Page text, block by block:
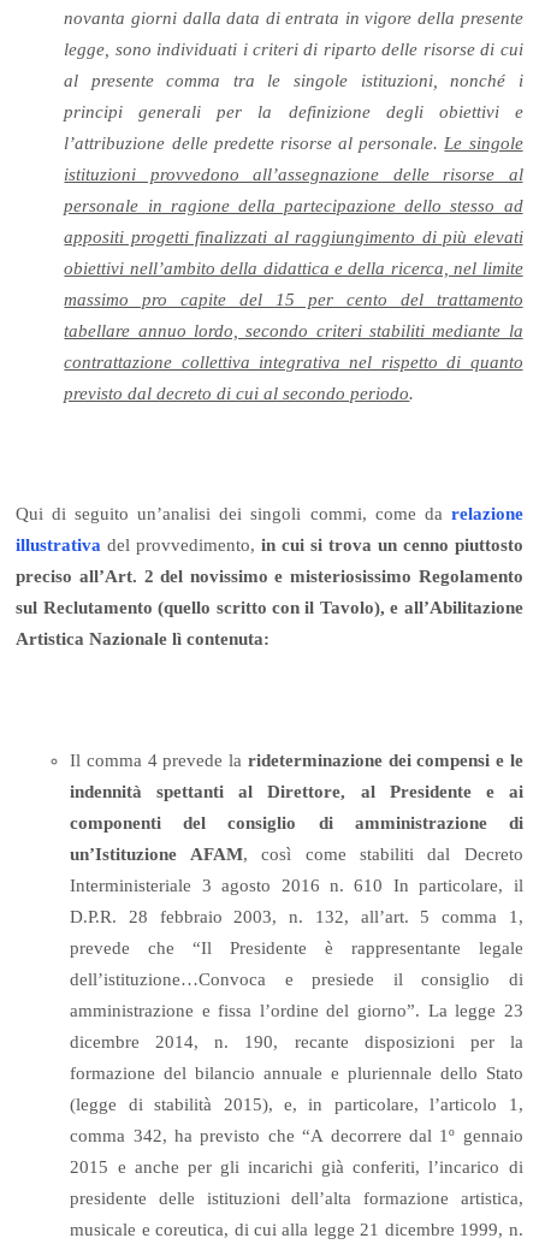
novanta giorni dalla data di entrata in vigore della presente
legge, sono individuati i criteri di riparto delle risorse di cui
al presente comma tra le singole istituzioni, nonché i
principi generali per la definizione degli obiettivi e
l’attribuzione delle predette risorse al personale. Le singole
istituzioni provvedono all’assegnazione delle risorse al
personale in ragione della partecipazione dello stesso ad
appositi progetti finalizzati al raggiungimento di più elevati
obiettivi nell’ambito della didattica e della ricerca, nel limite
massimo pro capite del 15 per cento del trattamento
tabellare annuo lordo, secondo criteri stabiliti mediante la
contrattazione collettiva integrativa nel rispetto di quanto
previsto dal decreto di cui al secondo periodo.
Qui di seguito un’analisi dei singoli commi, come da relazione
illustrativa del provvedimento,in cui si trova un cenno piuttosto
preciso all’Art. 2 del novissimo e misteriosissimo Regolamento
sul Reclutamento (quello scritto con il Tavolo), e all’Abilitazione
Artistica Nazionale lì contenuta:
Il comma 4 prevede la rideterminazione dei compensi e le
indennità spettanti al Direttore, al Presidente e ai
componenti del consiglio di amministrazione di
un’Istituzione AFAM, così come stabiliti dal Decreto
Interministeriale 3 agosto 2016 n. 610 In particolare, il
D.P.R. 28 febbraio 2003, n. 132, all’art. 5 comma 1,
prevede che “Il Presidente è rappresentante legale
dell’istituzione…Convoca e presiede il consiglio di
amministrazione e fissa l’ordine del giorno”. La legge 23
dicembre 2014, n. 190, recante disposizioni per la
formazione del bilancio annuale e pluriennale dello Stato
(legge di stabilità 2015), e, in particolare, l’articolo 1,
comma 342, ha previsto che “A decorrere dal 1º gennaio
2015 e anche per gli incarichi già conferiti, l’incarico di
presidente delle istituzioni dell’alta formazione artistica,
musicale e coreutica, di cui alla legge 21 dicembre 1999, n.